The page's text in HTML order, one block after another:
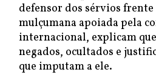
defensor dos sérvios frente
mulçumana apoiada pela
internacional, explicam
negados, ocultados e
que imputam a ele.